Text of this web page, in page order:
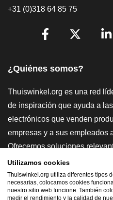
+31 (0)318 64 85 75
¿Quiénes somos?
Thuiswinkel.org es una red
de inspiración que ayuda a
electrónicos que venden
empresas y a sus empleados
Ofrecemos soluciones
sellos de confianza,
asesoramiento jurídico,
tenemos nuestra propia
Utilizamos cookies
Thuiswinkel.org utiliza diferentes tipos
necesarias, colocamos cookies
nuestro sitio web funcione. También
medir el rendimiento y la calidad de